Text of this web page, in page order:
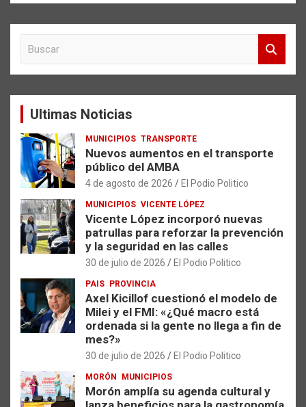
a
Ultimas Noticias
MUNICIPIOS TRANSPORTE
Nuevos aumentos en el transporte
público del AMBA
4 de agosto de 2026 El Podio Politico
MUNICIPIOS VICENTE LÓPEZ
Vicente López incorporó nuevas
patrullas para reforzar la prevención
y la seguridad en las calles
30 de julio de 2026 El Podio Politico
PAIS PROVINCIA
Axel Kicillof cuestionó el modelo de
Milei y el FMI: «¿Qué macro está
ordenada si la gente no llega a fin de
mes?»
30 de julio de 2026 El Podio Politico
MORÓN MUNICIPIOS
Morón amplía su agenda cultural y